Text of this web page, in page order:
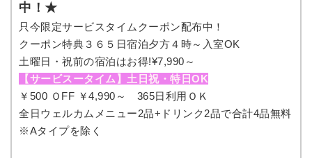
中！★
只今限定サービスタイムクーポン配布中！
クーポン特典３６５日宿泊夕方４時～入室OK
土曜日・祝前の宿泊はお得!¥7,990～
【サービスータイム】土日祝・特日OK
￥500 ＯFF ￥4,990～ 365日利用ＯＫ
全日ウェルカムメニュー2品+ドリンク2品で合計4品無料
※Aタイプを除く